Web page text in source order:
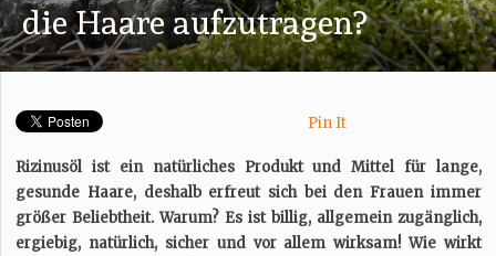
die Haare aufzutragen?
Pin It
Rizinusöl ist ein natürliches Produkt und Mittel für lange,
gesunde Haare, deshalb erfreut sich bei den Frauen immer
größer Beliebtheit. Warum? Es ist billig, allgemein zugänglich,
ergiebig, natürlich, sicher und vor allem wirksam! Wie wirkt